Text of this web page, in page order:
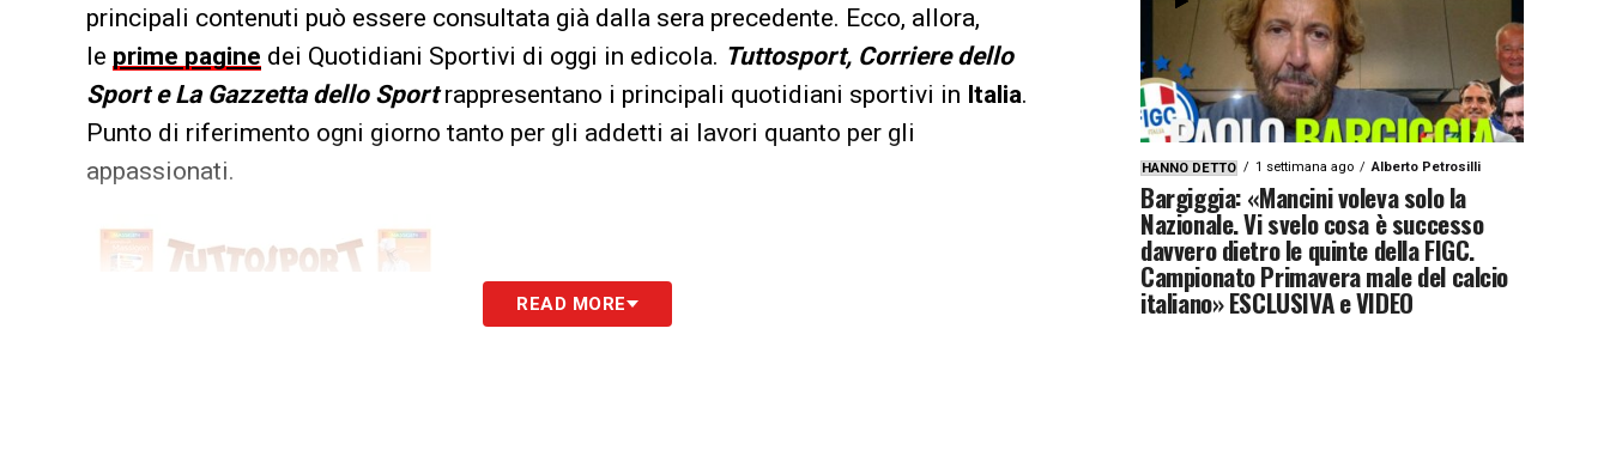
principali contenuti può essere consultata già dalla sera precedente. Ecco, allora,
le prime pagine dei Quotidiani Sportivi di oggi in edicola. Tuttosport, Corriere dello
Sport e La Gazzetta dello Sportrappresentano i principali quotidiani sportivi in Italia.
Punto di riferimento ogni giorno tanto per gli addetti ai lavori quanto per gli
appassionati.
READ MORE
HANNO DETTO 1 settimana ago Alberto Petrosilli
Bargiggia: «Mancini voleva solo la
Nazionale. Vi svelo cosa è successo
davvero dietro le quinte della FIGC.
Campionato Primavera male del calcio
italiano» ESCLUSIVA e VIDEO